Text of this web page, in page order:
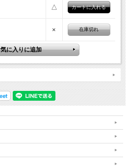
△
× 在庫切れ